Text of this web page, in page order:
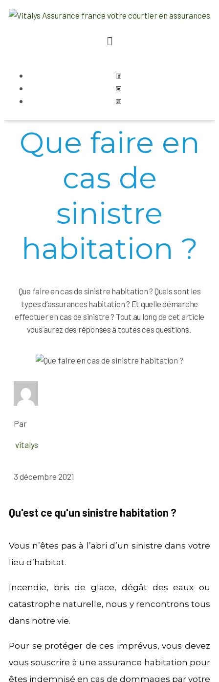
Que faire en
cas de
sinistre
habitation ?
Que faire en cas de sinistre habitation ? Quels sont les
types d’assurances habitation ? Et quelle démarche
effectuer en cas de sinistre ? Tout au long de cet article
vous aurez des réponses à toutes ces questions.
Par
vitalys
3 décembre 2021
Qu'est ce qu'un sinistre habitation ?
Vous n’êtes pas à l’abri d’un sinistre dans votre
lieu d’habitat.
Incendie, bris de glace, dégât des eaux ou
catastrophe naturelle, nous y rencontrons tous
dans notre vie.
Pour se protéger de ces imprévus, vous devez
vous souscrire à une assurance habitation pour
êtes indemnisé en cas de dommages par votre